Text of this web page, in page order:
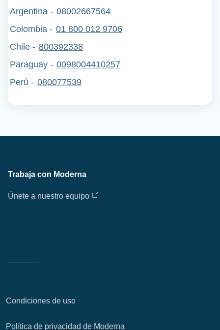
Argentina - 08002667564
Colombia - 01 800 012 9706
Chile - 800392338
Paraguay - 0098004410257
Perú - 080077539
Trabaja con Moderna
Únete a nuestro equipo
Condiciones de uso
Política de privacidad de Moderna